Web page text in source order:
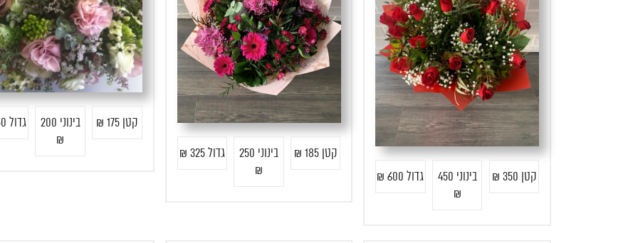
קטן 350 ₪
בינוני 450
₪
גדול 600 ₪
קטן 185 ₪
בינוני 250
₪
גדול 325 ₪
קטן 175 ₪
בינוני 200
₪
גדול 250 ₪